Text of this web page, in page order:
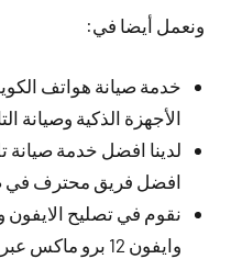
ونعمل أيضا في:
خدمة صيانة هواتف
الأجهزة الذكية وصيانة
لدينا افضل خدمة صيانة
افضل فريق محترف في
وايفون 12 برو ماكس عبر معلم تصليح ايفون كيفان